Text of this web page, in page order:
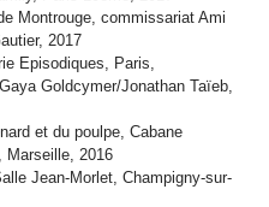
Montrouge, commissariat Ami
2017
Episodiques, Paris,
Goldcymer/Jonathan Taïeb,
et du poulpe, Cabane
Marseille, 2016
Jean-Morlet, Champigny-sur-